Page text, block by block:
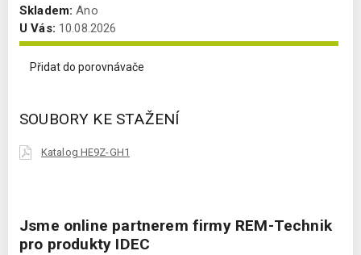
Skladem: Ano
U Vás: 10.08.2026
Přidat do porovnávače
SOUBORY KE STAŽENÍ
Katalog HE9Z-GH1
Jsme online partnerem firmy REM-Technik
pro produkty IDEC